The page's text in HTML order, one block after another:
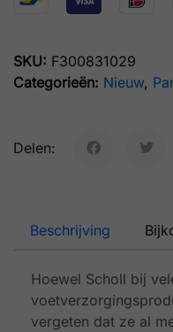
SKU: F300831029
Categorieën: Nieuw,
Delen:
Beschrijving
Hoewel Scholl bij
vergeten dat ze al